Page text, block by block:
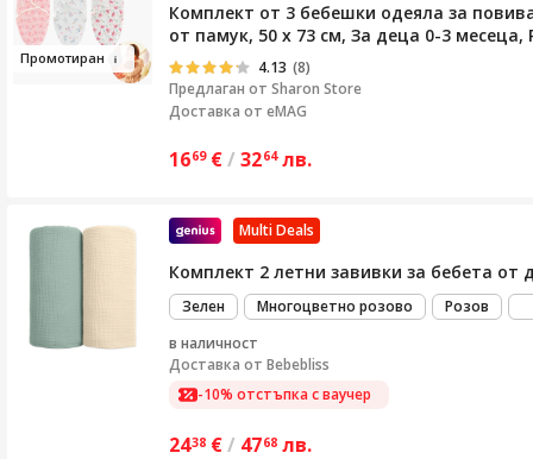
Промотиран
Комплект от 3 бебешки одеяла за
от памук, 50 х 73 см, За деца 0-3 месеца,
4.13 (8)
Предлаган от Sharon Store
Доставка от eMAG
1669 €/ 3264 лв.
Multi Deals
Комплект 2 летни завивки за бебета от
Зелен Многоцветно розово Розов
в наличност
Доставка от Bebebliss
-10% отстъпка с ваучер
2438 €/ 4768 лв.